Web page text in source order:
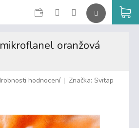
CZK
oranžová
hodnocení Značka: Svitap